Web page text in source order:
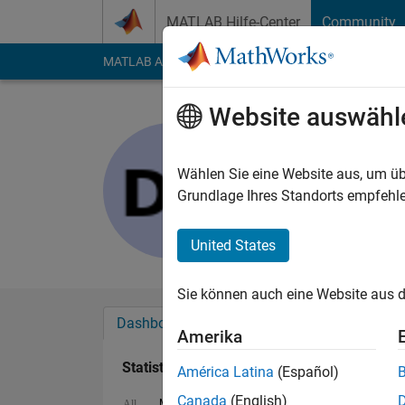
MATLAB Hilfe-Center Community
MATLAB Answers File Exchange Cody
Last seen: etwa ein
Followers:0
Dashboard
Statistik
Website
Wählen Sie eine Website aus, um
Grundlage Ihres Standorts
United States
Sie können auch eine Website aus
Amerika
América Latina (Español)
Canada (English)